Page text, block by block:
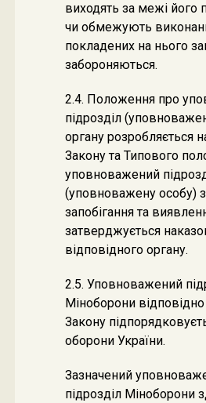
виходять за межі його
чи обмежують
покладених на нього
забороняються.
2.4. Положення про
підрозділ
органу розробляється
Закону та Типового
уповноважений
(уповноважену особу)
запобігання та
затверджується
відповідного органу.
2.5. Уповноважений
Міноборони
Закону
оборони України.
Зазначений
підрозділ Міноборони